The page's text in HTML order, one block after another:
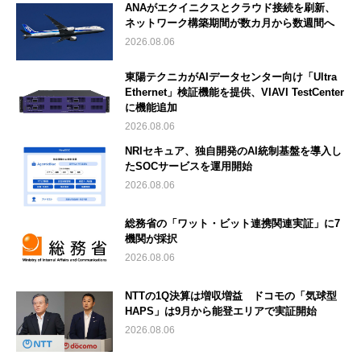
ANAがエクイニクスとクラウド接続を刷新、
ネットワーク構築期間が数カ月から数週間へ
2026.08.06
東陽テクニカがAIデータセンター向け「Ultra
Ethernet」検証機能を提供、VIAVI TestCenter
に機能追加
2026.08.06
NRIセキュア、独自開発のAI統制基盤を導入し
たSOCサービスを運用開始
2026.08.06
総務省の「ワット・ビット連携関連実証」に7
機関が採択
2026.08.06
NTTの1Q決算は増収増益 ドコモの「気球型
HAPS」は9月から能登エリアで実証開始
2026.08.06